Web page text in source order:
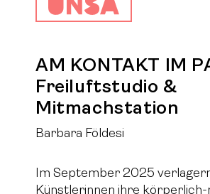
AM KONTAKT IM
Freiluftstudio &
Mitmachstation
Barbara Földesi
Im September 2025
Künstlerinnen ihre